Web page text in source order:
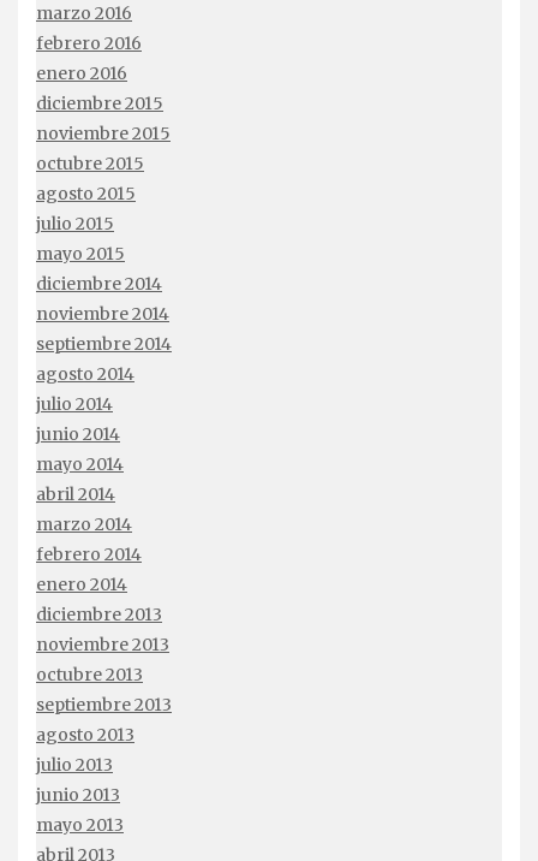
marzo 2016
febrero 2016
enero 2016
diciembre 2015
noviembre 2015
octubre 2015
agosto 2015
julio 2015
mayo 2015
diciembre 2014
noviembre 2014
septiembre 2014
agosto 2014
julio 2014
junio 2014
mayo 2014
abril 2014
marzo 2014
febrero 2014
enero 2014
diciembre 2013
noviembre 2013
octubre 2013
septiembre 2013
agosto 2013
julio 2013
junio 2013
mayo 2013
abril 2013